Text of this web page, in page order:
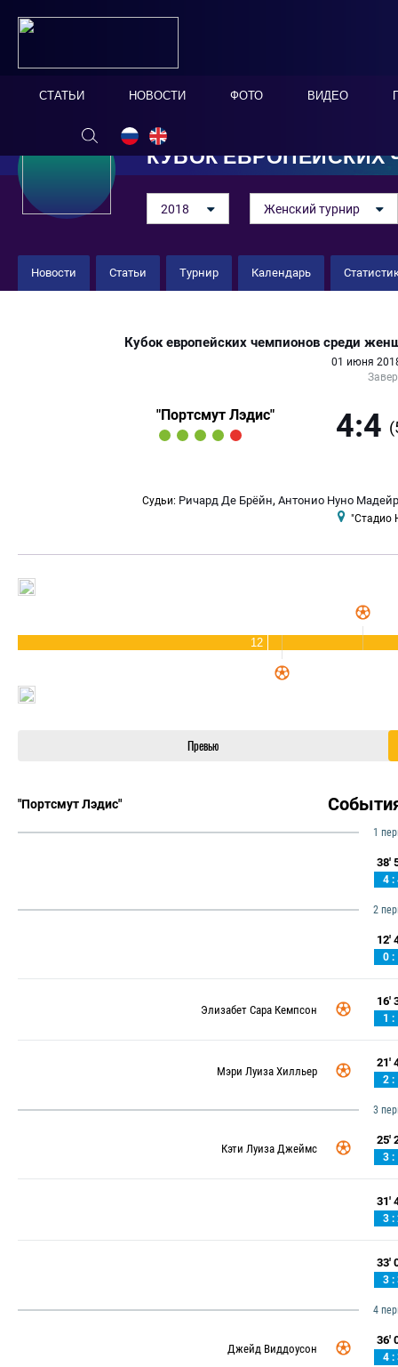
СТАТЬИ НОВОСТИ ФОТО ВИДЕО
КУБОК ЕВРОПЕЙСКИХ
2018 Женский турнир
Новости Статьи Турнир Календарь
Кубок европейских чемпионов среди
01 июня
"Портсмут Лэдис" 4:4
Судьи: Ричард Де Брёйн, Антонио Нуно
"Стадио
12
Превью
"Портсмут Лэдис"
1
38'
4 :
2
12'
0 :
Элизабет Сара Кемпсон
16'
1 :
Мэри Луиза Хилльер
21'
2 :
3
Кэти Луиза Джеймс
25'
3 :
31'
3 :
33'
3 :
4
Джейд Виддоусон
36'
4 :